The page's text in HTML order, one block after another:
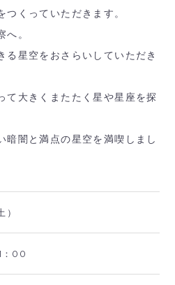
くっていただきます。
。
る星空をおさらいしていただき
て大きくまたたく星や星座を探
暗闇と満点の星空を満喫しまし
：00